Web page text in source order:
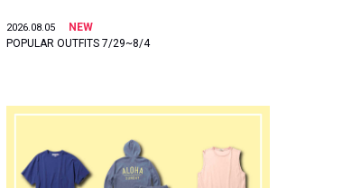
2026.08.05
NEW
POPULAR OUTFITS 7/29~8/4